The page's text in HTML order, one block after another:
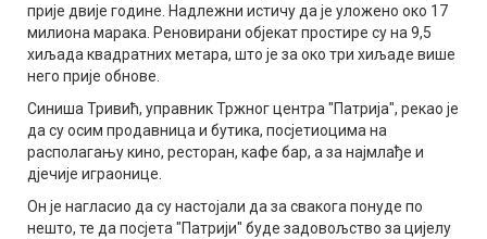
прије двије године. Надлежни истичу да је уложено око 17
милиона марака. Реновирани објекат простире су на 9,5
хиљада квадратних метара, што је за око три хиљаде више
него прије обнове.
Синиша Тривић, управник Тржног центра "Патрија", рекао је
да су осим продавница и бутика, посјетиоцима на
располагању кино, ресторан, кафе бар, а за најмлађе и
дјечије играонице.
Он је нагласио да су настојали да за свакога понуде по
нешто, те да посјета "Патрији" буде задовољство за цијелу